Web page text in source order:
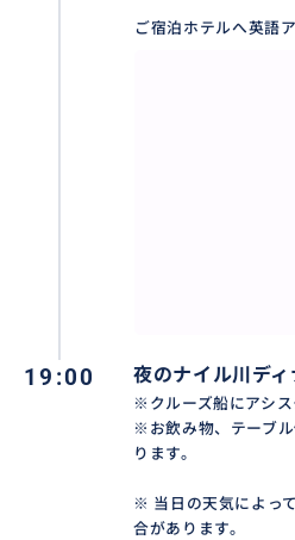
ご宿泊ホテルへ英語
19:00 夜のナイル川デ
※クルーズ船にアシス
※お飲み物、テーブ
ります。
※ 当日の天気によっ
合があります。